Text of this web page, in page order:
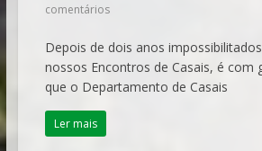
comentários
Depois de dois anos
nossos Encontros de Casais, é com
que o Departamento de Casais
Ler mais